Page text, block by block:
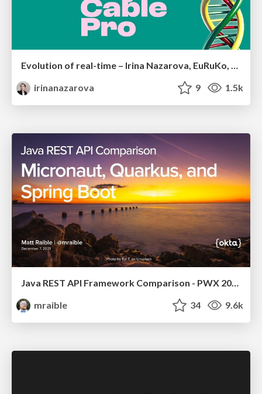
Evolution of real-time – Irina Nazarova, EuRuKo, 2024
irinanazarova
9 1.5k
Java REST API Framework Comparison - PWX 2021
mraible
34 9.6k